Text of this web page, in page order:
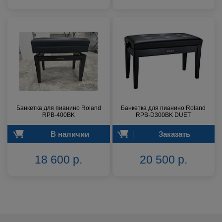
Банкетка для пианино Roland
RPB-400BK
В наличии
18 600 р.
Банкетка для пианино Roland
RPB-D300BK DUET
Заказать
20 500 р.